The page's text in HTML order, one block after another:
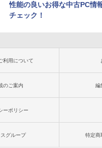
性能の良いお得な中古PC情
チェック！
利用について
のご案内 編
ーポリシー
グループ 特定商